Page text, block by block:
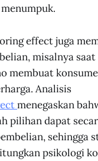
effect juga
misalnya
membuat
Analisis
menegaskan
pilihan dapat
sehingga
psikologi